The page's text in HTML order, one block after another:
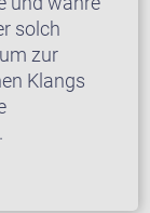
solch
zur
Klangs